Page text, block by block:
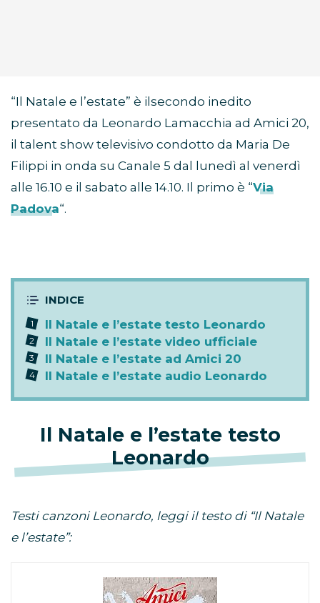
“Il Natale e l’estate” è ilsecondo inedito
presentato da Leonardo Lamacchia ad Amici 20,
il talent show televisivo condotto da Maria De
Filippi in onda su Canale 5 dal lunedì al venerdì
alle 16.10 e il sabato alle 14.10. Il primo è “Via
Padova“.
Il Natale e l’estate testo Leonardo
Il Natale e l’estate video ufficiale
Il Natale e l’estate ad Amici 20
Il Natale e l’estate audio Leonardo
Il Natale e l’estate testo
Leonardo
Testi canzoni Leonardo, leggi il testo di “Il Natale
e l’estate”: